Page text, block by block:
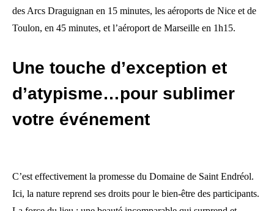
des Arcs Draguignan en 15 minutes, les aéroports de Nice et de
Toulon, en 45 minutes, et l’aéroport de Marseille en 1h15.
Une touche d’exception et
d’atypisme…pour sublimer
votre événement
C’est effectivement la promesse du Domaine de Saint Endréol.
Ici, la nature reprend ses droits pour le bien-être des participants.